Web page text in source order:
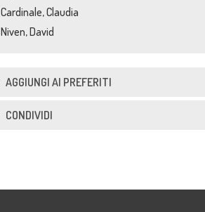
Cardinale, Claudia
Niven, David
AGGIUNGI AI PREFERITI
CONDIVIDI